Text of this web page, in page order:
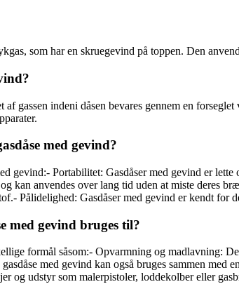
som har en skruegevind på toppen. Den
gassen indeni dåsen bevares gennem en
med gevind?
gevind:- Portabilitet: Gasdåser med gevind er
kan anvendes over lang tid uden at miste deres
Pålidelighed: Gasdåser med gevind er kendt
med gevind bruges til?
formål såsom:- Opvarmning og madlavning:
med gevind kan også bruges sammen
og udstyr som malerpistoler, loddekolber eller